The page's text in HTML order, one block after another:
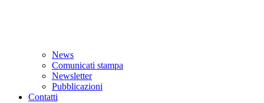
News
Comunicati stampa
Newsletter
Pubblicazioni
Contatti